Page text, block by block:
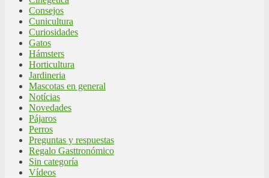
Consejos
Cunicultura
Curiosidades
Gatos
Hámsters
Horticultura
Jardineria
Mascotas en general
Notícias
Novedades
Pájaros
Perros
Preguntas y respuestas
Regalo Gasttronómico
Sin categoría
Vídeos